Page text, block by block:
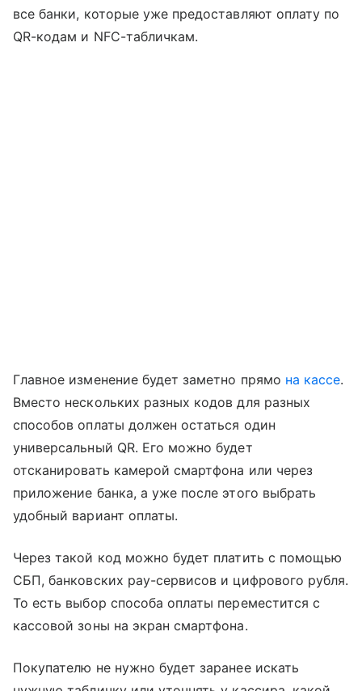
все банки, которые уже предоставляют оплату по
QR-кодам и NFC-табличкам.
Главное изменение будет заметно прямо на кассе.
Вместо нескольких разных кодов для разных
способов оплаты должен остаться один
универсальный QR. Его можно будет
отсканировать камерой смартфона или через
приложение банка, а уже после этого выбрать
удобный вариант оплаты.
Через такой код можно будет платить с помощью
СБП, банковских pay-сервисов и цифрового рубля.
То есть выбор способа оплаты переместится с
кассовой зоны на экран смартфона.
Покупателю не нужно будет заранее искать